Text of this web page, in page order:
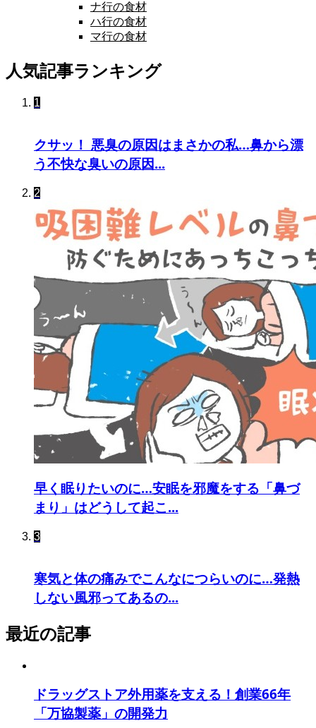
ナ行の食材
ハ行の食材
マ行の食材
人気記事ランキング
1
クサッ！ 悪臭の原因はまさかの私…鼻から漂
う不快な臭いの原因...
2
早く眠りたいのに…安眠を邪魔をする「鼻づ
まり」はどうして起こ...
3
寒気と体の痛みでこんなにつらいのに…発熱
しない風邪ってあるの...
最近の記事
ドラッグストア外用薬を支える！創業66年
「万協製薬」の開発力